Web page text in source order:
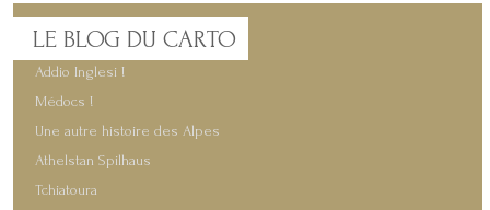
LE BLOG DU CARTO
Addio Inglesi !
Médocs !
Une autre histoire des Alpes
Athelstan Spilhaus
Tchiatoura